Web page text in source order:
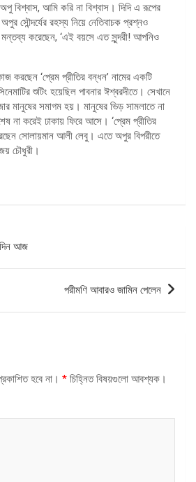
বিশ্বাস, আমি করি না বিশ্বাস। দিদি এ রূপের
সৌন্দর্যের রহস্য নিয়ে নেতিবাচক প্রশ্নও
করেছেন, ‘এই বয়সে এত সুন্দরী! আপনিও
করছেন ‘প্রেম প্রীতির বন্ধন’ নামের একটি
শুটিং হয়েছিল পাবনার ঈশ্বরদীতে। সেখানে
মানুষের সমাগম হয়। মানুষের ভিড় সামলাতে না
না করেই ঢাকায় ফিরে আসে। ‘প্রেম প্রীতির
সোলায়মান আলী লেবু। এতে অপুর বিপরীতে
চৌধুরী।
আজ
পরীমণি আবারও জামিন পেলেন
হবে না। * চিহ্নিত বিষয়গুলো আবশ্যক।